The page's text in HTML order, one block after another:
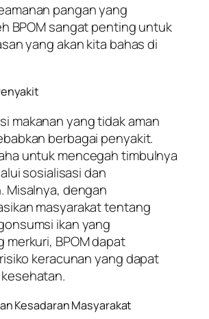
pangan yang
BPOM sangat penting untuk
yang akan kita bahas di
makanan yang tidak aman
berbagai penyakit.
untuk mencegah timbulnya
sosialisasi dan
Misalnya, dengan
masyarakat tentang
ikan yang
merkuri, BPOM dapat
keracunan yang dapat
Kesadaran Masyarakat